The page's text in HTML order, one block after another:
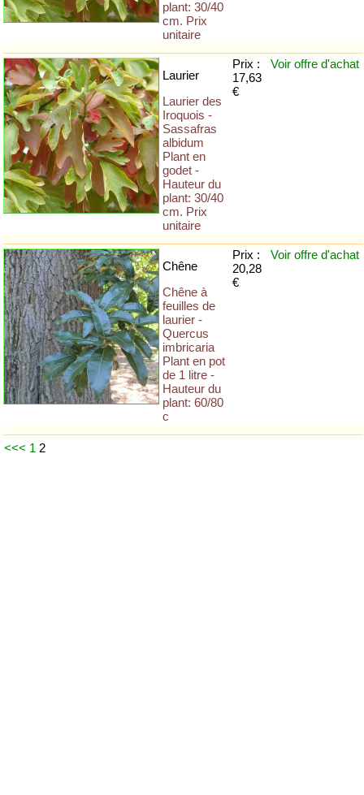
plant: 30/40
cm. Prix
unitaire
Laurier
Laurier des
Iroquois -
Sassafras
albidum
Plant en
godet -
Hauteur du
plant: 30/40
cm. Prix
unitaire
Prix :
17,63
€
Voir offre d'achat
Chêne
Chêne à
feuilles de
laurier -
Quercus
imbricaria
Plant en pot
de 1 litre -
Hauteur du
plant: 60/80
c
Prix :
20,28
€
Voir offre d'achat
<<< 1 2